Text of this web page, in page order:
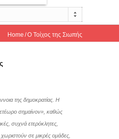
Home Ο Τοίχος της Σιωπής
της δημοκρατίας. Η
σημαίνον», καθώς
συχνά ετερόκλητες,
σε μικρές ομάδες,